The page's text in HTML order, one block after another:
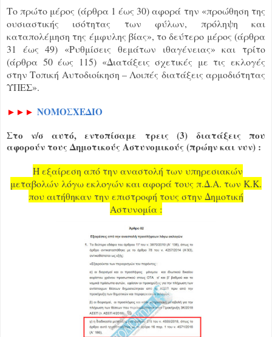
Το πρώτο μέρος (άρθρα 1 έως 30) αφορά την «προώθηση της
ουσιαστικής ισότητας των φύλων, πρόληψη και
καταπολέμηση της έμφυλης βίας», το δεύτερο μέρος (άρθρα
31 έως 49) «Ρυθμίσεις θεμάτων ιθαγένειας» και τρίτο
(άρθρα 50 έως 115) «Διατάξεις σχετικές με τις εκλογές
στην Τοπική Αυτοδιοίκηση – Λοιπές διατάξεις αρμοδιότητας
ΥΠΕΣ».
►►► ΝΟΜΟΣΧΕΔΙΟ
Στο ν/σ αυτό, εντοπίσαμε τρεις (3) διατάξεις που
αφορούν τους Δημοτικούς Αστυνομικούς (πρώην και νυν) :
Η εξαίρεση από την αναστολή των υπηρεσιακών
μεταβολών λόγω εκλογών και αφορά τους π.Δ.Α. των Κ.Κ.
που αιτήθηκαν την επιστροφή τους στην Δημοτική
Αστυνομία :